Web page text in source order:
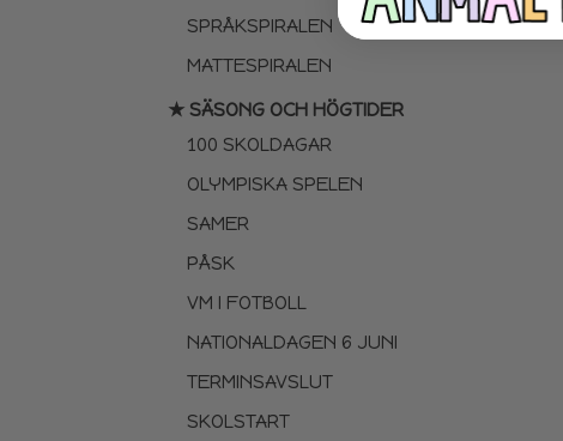
SPRÅKSPIRALEN
MATTESPIRALEN
★ SÄSONG OCH HÖGTIDER
100 SKOLDAGAR
OLYMPISKA SPELEN
SAMER
PÅSK
VM I FOTBOLL
NATIONALDAGEN 6 JUNI
TERMINSAVSLUT
SKOLSTART